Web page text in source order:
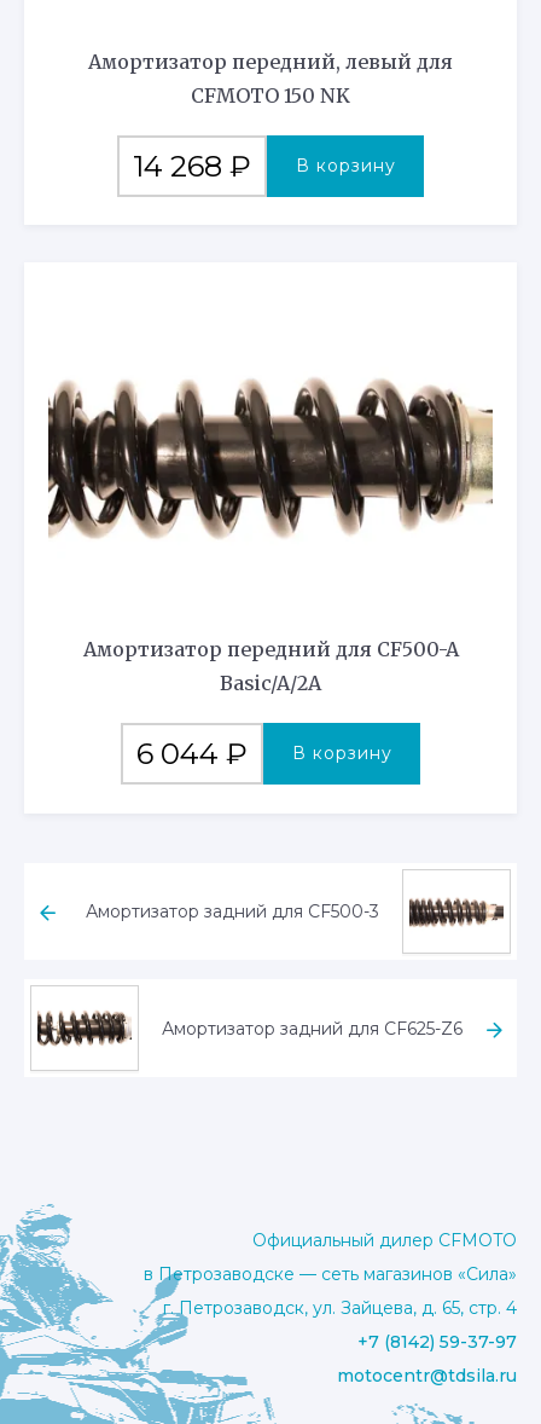
Амортизатор передний, левый для
CFMOTO 150 NK
14 268 ₽ В корзину
Амортизатор передний для CF500-A
Basic/A/2A
6 044 ₽ В корзину
Амортизатор задний для CF500-3
Амортизатор задний для CF625-Z6
Официальный дилер CFMOTO
в Петрозаводске — сеть магазинов «Сила»
г. Петрозаводск, ул. Зайцева, д. 65, стр. 4
+7 (8142) 59-37-97
motocentr@tdsila.ru